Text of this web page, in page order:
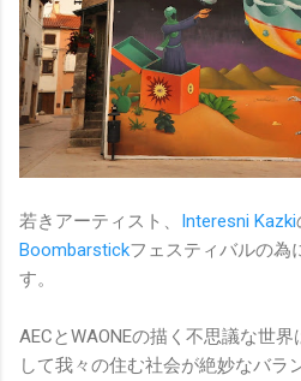
若きアーティスト、 Interesni Kazki
Boombarstickフェスティバルの為
す。
AECとWAONEの描く不思議な世
して我々の住む社会が絶妙なバラ